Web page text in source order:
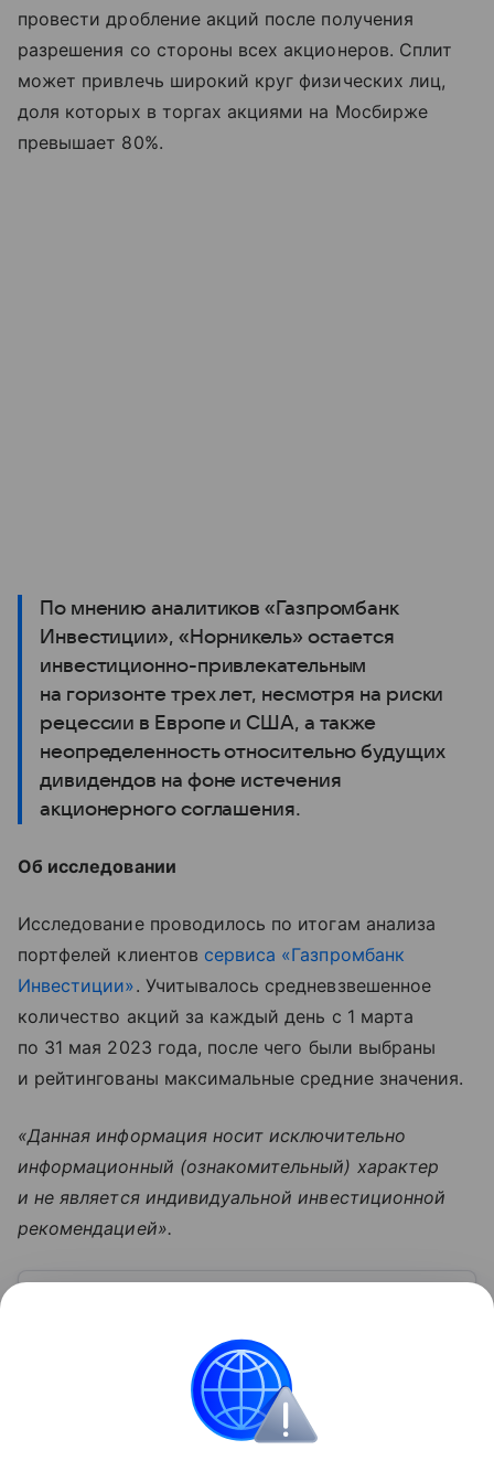
провести дробление акций после получения
разрешения со стороны всех акционеров. Сплит
может привлечь широкий круг физических лиц,
доля которых в торгах акциями на Мосбирже
превышает 80%.
По мнению аналитиков «Газпромбанк
Инвестиции», «Норникель» остается
инвестиционно-привлекательным
на горизонте трех лет, несмотря на риски
рецессии в Европе и США, а также
неопределенность относительно будущих
дивидендов на фоне истечения
акционерного соглашения.
Об исследовании
Исследование проводилось по итогам анализа
портфелей клиентов сервиса «Газпромбанк
Инвестиции». Учитывалось средневзвешенное
количество акций за каждый день с 1 марта
по 31 мая 2023 года, после чего были выбраны
и рейтингованы максимальные средние значения.
«Данная информация носит исключительно
информационный (ознакомительный) характер
и не является индивидуальной инвестиционной
рекомендацией».
В статье рассказываем о ключевых направлениях
работы Газпромбанка, его достижениях и вызовах, с
которыми столкнулось финансовое учреждение.